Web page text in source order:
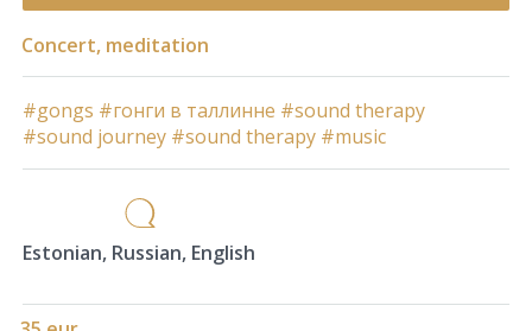
Concert, meditation
#gongs #гонги в таллинне #sound therapy
#sound journey #sound therapy #music
Estonian, Russian, English